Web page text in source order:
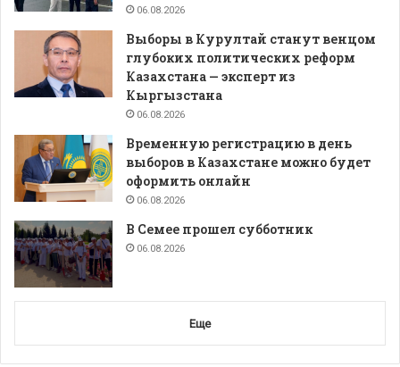
06.08.2026
Выборы в Курултай станут венцом
глубоких политических реформ
Казахстана — эксперт из
Кыргызстана
06.08.2026
Временную регистрацию в день
выборов в Казахстане можно будет
оформить онлайн
06.08.2026
В Семее прошел субботник
06.08.2026
Еще